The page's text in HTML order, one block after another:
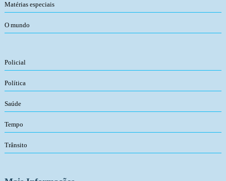
Matérias especiais
O mundo
Policial
Política
Saúde
Tempo
Trânsito